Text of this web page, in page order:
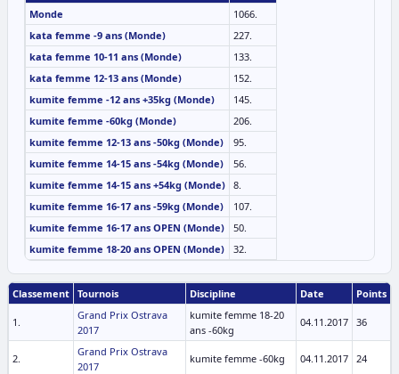
Monde
1066.
kata femme -9 ans (Monde)
227.
kata femme 10-11 ans (Monde)
133.
kata femme 12-13 ans (Monde)
152.
kumite femme -12 ans +35kg (Monde)
145.
kumite femme -60kg (Monde)
206.
kumite femme 12-13 ans -50kg (Monde)
95.
kumite femme 14-15 ans -54kg (Monde)
56.
kumite femme 14-15 ans +54kg (Monde) 8.
kumite femme 16-17 ans -59kg (Monde)
107.
kumite femme 16-17 ans OPEN (Monde)
50.
kumite femme 18-20 ans OPEN (Monde)
32.
Classement Tournois Discipline Date Points
1.
Grand Prix Ostrava
2017
kumite femme 18-20
ans -60kg
04.11.2017 36
2.
Grand Prix Ostrava
2017
kumite femme -60kg 04.11.2017 24